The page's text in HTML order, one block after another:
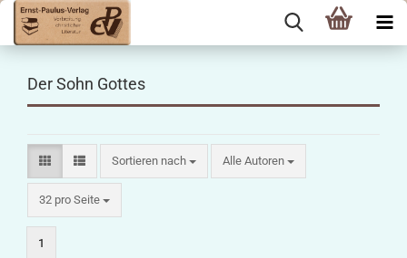
Der Sohn Gottes
Sortieren nach
Sortieren nach Alle Autoren
32 pro Seite
pro Seite
1